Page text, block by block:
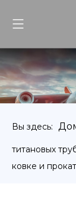
Вы здесь:
титановых
ковке и